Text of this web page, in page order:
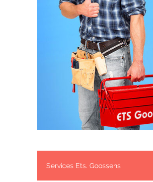
Services Ets. Goossens